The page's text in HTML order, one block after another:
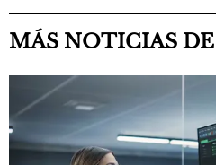
MÁS NOTICIAS